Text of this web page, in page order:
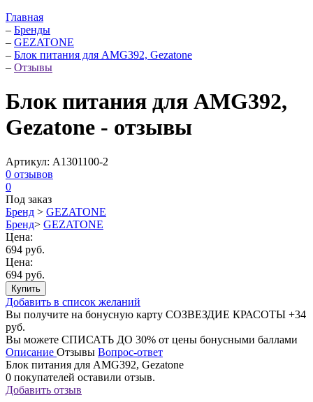
Главная
– Бренды
– GEZATONE
– Блок питания для AMG392, Gezatone
– Отзывы
Блок питания для AMG392,
Gezatone - отзывы
Артикул: A1301100-2
0 отзывов
0
Под заказ
Бренд > GEZATONE
Бренд> GEZATONE
Цена:
694 руб.
Цена:
694 руб.
Купить
Добавить в список желаний
Вы получите на бонусную карту СОЗВЕЗДИЕ КРАСОТЫ +34
руб.
Вы можете СПИСАТЬ ДО 30% от цены бонусными баллами
Описание Отзывы Вопрос-ответ
Блок питания для AMG392, Gezatone
0 покупателей оставили отзыв.
Добавить отзыв